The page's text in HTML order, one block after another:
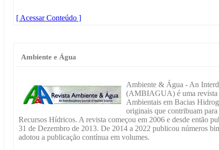
[ Acessar Conteúdo ]
Ambiente e Água
Ambiente & Água - An
(AMBIAGUA) é uma revista
Ambientais em Bacias
originais que contribuam
Recursos Hídricos. A revista começou em 2006 e desde então
31 de Dezembro de 2013. De 2014 a 2022 publicou números
adotou a publicação contínua em volumes.